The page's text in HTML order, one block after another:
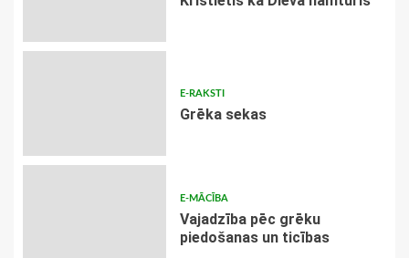
E-RAKSTI
Grēka sekas
E-MĀCĪBA
Vajadzība pēc grēku
piedošanas un ticības